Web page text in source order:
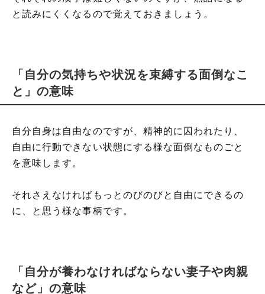
と読みにくくなるので覚えておきましょう。
「自分の気持ちや状況を束縛する面倒なこ
と」の意味
自分自身は自由なのですが、精神的に囚われたり、
自由に行動できない状態にする様な面倒なものごと
を意味します。
それさえなければもっとのびのびと自由にできるの
に、と思う様な事柄です。
「自分が養わなければならない妻子や肉親
など」の意味